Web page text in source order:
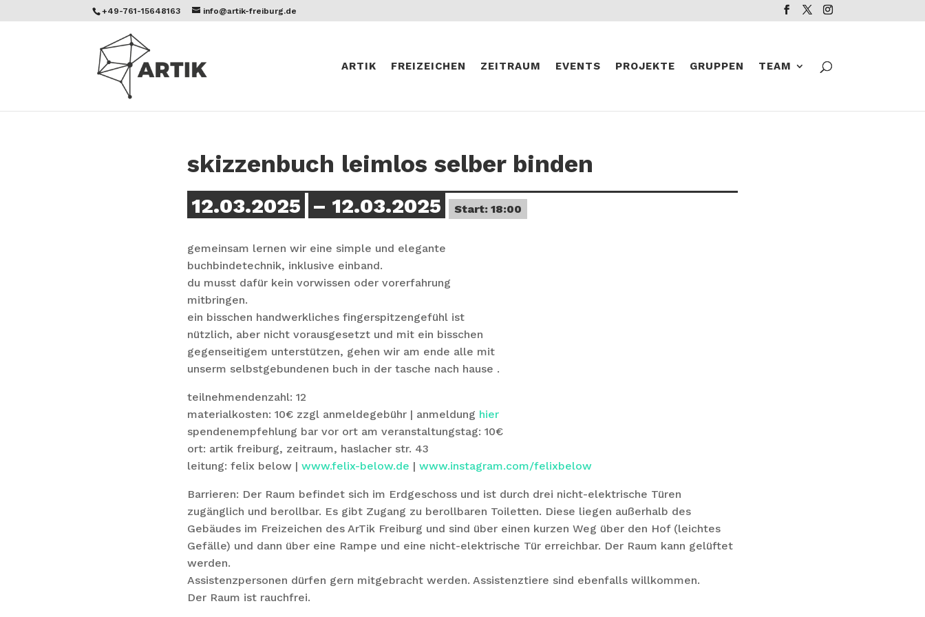
+49-761-15648163 info@artik-freiburg.de
ARTIK FREIZEICHEN ZEITRAUM EVENTS PROJEKTE GRUPPEN TEAM
skizzenbuch leimlos selber binden
12.03.2025 – 12.03.2025 Start: 18:00
gemeinsam lernen wir eine simple und elegante
buchbindetechnik, inklusive einband.
du musst dafür kein vorwissen oder vorerfahrung
mitbringen.
ein bisschen handwerkliches fingerspitzengefühl ist
nützlich, aber nicht vorausgesetzt und mit ein bisschen
gegenseitigem unterstützen, gehen wir am ende alle mit
unserm selbstgebundenen buch in der tasche nach hause .
teilnehmendenzahl: 12
materialkosten: 10€ zzgl anmeldegebühr | anmeldung hier
spendenempfehlung bar vor ort am veranstaltungstag: 10€
ort: artik freiburg, zeitraum, haslacher str. 43
leitung: felix below | www.felix-below.de | www.instagram.com/felixbelow
Barrieren: Der Raum befindet sich im Erdgeschoss und ist durch drei nicht-elektrische Türen
zugänglich und berollbar. Es gibt Zugang zu berollbaren Toiletten. Diese liegen außerhalb des
Gebäudes im Freizeichen des ArTik Freiburg und sind über einen kurzen Weg über den Hof (leichtes
Gefälle) und dann über eine Rampe und eine nicht-elektrische Tür erreichbar. Der Raum kann gelüftet
werden.
Assistenzpersonen dürfen gern mitgebracht werden. Assistenztiere sind ebenfalls willkommen.
Der Raum ist rauchfrei.